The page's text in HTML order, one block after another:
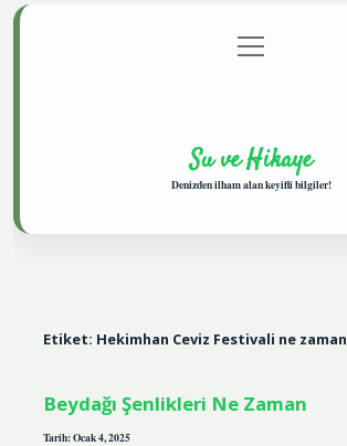
Gizlilik Politikası
menüyü
aç
Su ve Hikaye
Denizden ilham alan keyifli bilgiler!
Etiket: Hekimhan Ceviz Festivali ne zaman
Beydağı Şenlikleri Ne Zaman
Tarih: Ocak 4, 2025